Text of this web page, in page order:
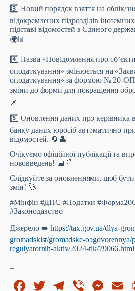
3️⃣ Новий порядок взяття на облік/
відокремлених підрозділів
підставі відомостей з Єдиного
🌍📊
4️⃣ Назва «Повідомлення про об’єкти
оподаткування» змінюється на
оподаткування» за формою № 20-
зміни до форми для покращення
📌
5️⃣ Оновлення даних про керівника
банку даних юросіб автоматично при
відомостей. 🔄👤
Очікуємо офіційної публікації та
нововведень! 📅📰
Слідкуйте за оновленнями, щоб бути
змін! 🚀
#Мінфін #ДПС #Податки
#Законодавство
Джерело ➡️ https://tax.gov.ua/dlya-
gromadskist/gromadske-obgovorennya/
regulyatornih-aktiv/2024-rik/79066.html
Fa T Te Vi M E